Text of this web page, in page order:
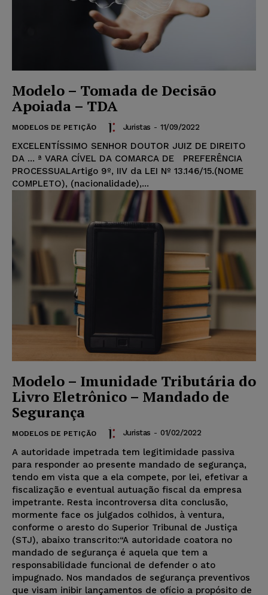
Modelo – Tomada de Decisão
Apoiada – TDA
MODELOS DE PETIÇÃO Juristas - 11/09/2022
EXCELENTÍSSIMO SENHOR DOUTOR JUIZ DE DIREITO
DA ... ª VARA CÍVEL DA COMARCA DE PREFERÊNCIA
PROCESSUALArtigo 9º, IIV da LEI Nº 13.146/15.(NOME
COMPLETO), (nacionalidade),...
Modelo – Imunidade Tributária do
Livro Eletrônico – Mandado de
Segurança
MODELOS DE PETIÇÃO Juristas - 01/02/2022
A autoridade impetrada tem legitimidade passiva
para responder ao presente mandado de segurança,
tendo em vista que a ela compete, por lei, efetivar a
fiscalização e eventual autuação fiscal da empresa
impetrante. Resta incontroversa dita conclusão,
mormente face os julgados colhidos, à ventura,
conforme o aresto do Superior Tribunal de Justiça
(STJ), abaixo transcrito:“A autoridade coatora no
mandado de segurança é aquela que tem a
responsabilidade funcional de defender o ato
impugnado. Nos mandados de segurança preventivos
que visam inibir lançamentos de ofício a propósito de